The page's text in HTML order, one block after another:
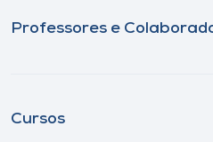
Professores e
Cursos